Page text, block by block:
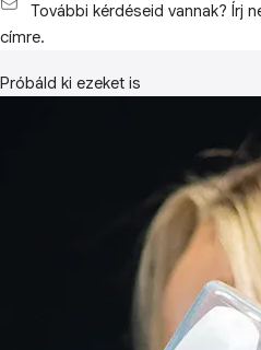
További kérdéseid vannak? Írj
címre.
Próbáld ki ezeket is